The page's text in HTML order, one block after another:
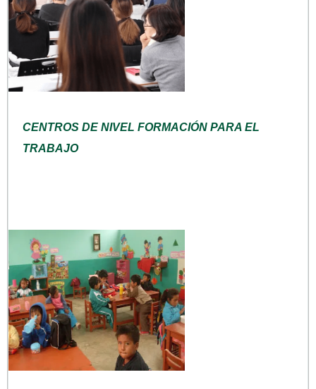
CENTROS DE NIVEL FORMACIÓN PARA EL
TRABAJO